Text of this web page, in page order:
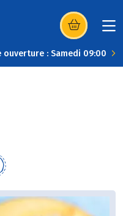
(s’ouvre dans
ouverture : Samedi 09:00